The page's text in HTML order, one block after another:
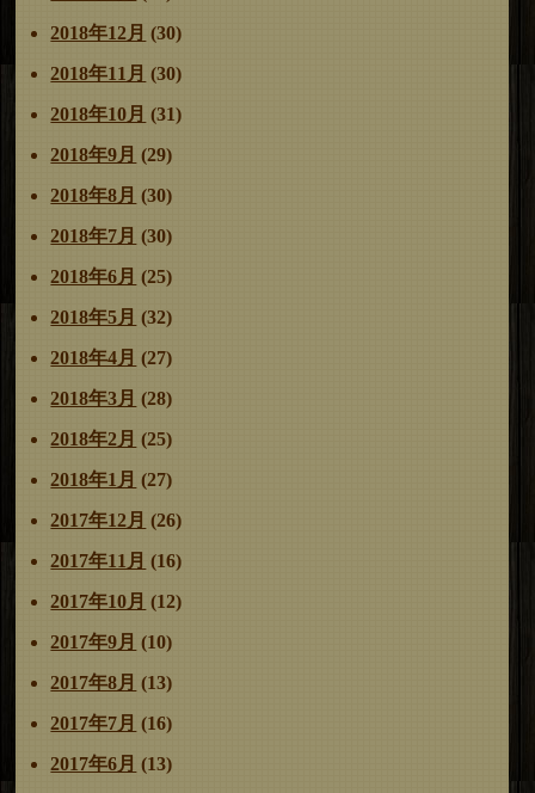
2018年12月 (30)
2018年11月 (30)
2018年10月 (31)
2018年9月 (29)
2018年8月 (30)
2018年7月 (30)
2018年6月 (25)
2018年5月 (32)
2018年4月 (27)
2018年3月 (28)
2018年2月 (25)
2018年1月 (27)
2017年12月 (26)
2017年11月 (16)
2017年10月 (12)
2017年9月 (10)
2017年8月 (13)
2017年7月 (16)
2017年6月 (13)